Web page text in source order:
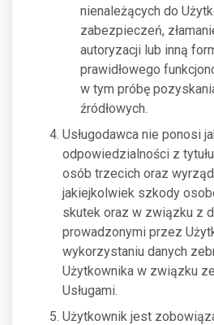
nienależących do
zabezpieczeń,
autoryzacji lub inną
prawidłowego
w tym próbę
źródłowych.
Usługodawca nie ponosi
odpowiedzialności z
osób trzecich oraz
jakiejkolwiek szkody
skutek oraz w związku z
prowadzonymi przez
wykorzystaniu danych
Użytkownika w związku
Usługami.
Użytkownik jest